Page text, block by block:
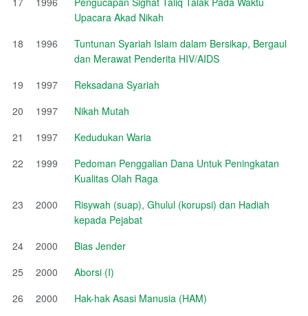
Upacara Akad Nikah
18
1996
Tuntunan Syariah Islam dalam Bersikap, Bergaul
dan Merawat Penderita HIV/AIDS
19
1997
Reksadana Syariah
20
1997
Nikah Mutah
21
1997
Kedudukan Waria
22
1999
Pedoman Penggalian Dana Untuk Peningkatan
Kualitas Olah Raga
23
2000
Risywah (suap), Ghulul (korupsi) dan Hadiah
kepada Pejabat
24
2000
Bias Jender
25
2000
Aborsi (I)
26
2000
Hak-hak Asasi Manusia (HAM)